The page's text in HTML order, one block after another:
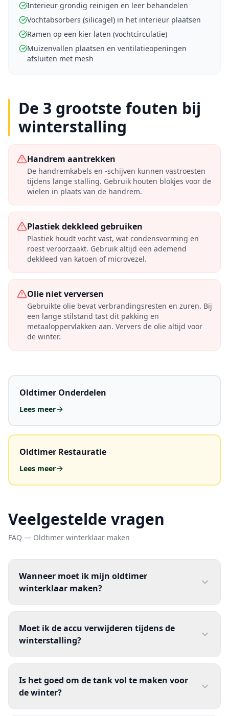
Interieur grondig reinigen en leer behandelen
Vochtabsorbers (silicagel) in het interieur plaatsen
Ramen op een kier laten (vochtcirculatie)
Muizenvallen plaatsen en ventilatieopeningen
afsluiten met mesh
De 3 grootste fouten bij
winterstalling
Handrem aantrekken
De handremkabels en -schijven kunnen vastroesten
tijdens lange stalling. Gebruik houten blokjes voor de
wielen in plaats van de handrem.
Plastiek dekkleed gebruiken
Plastiek houdt vocht vast, wat condensvorming en
roest veroorzaakt. Gebruik altijd een ademend
dekkleed van katoen of microvezel.
Olie niet verversen
Gebruikte olie bevat verbrandingsresten en zuren. Bij
een lange stilstand tast dit pakking en
metaaloppervlakken aan. Ververs de olie altijd voor
de winter.
Oldtimer Onderdelen
Lees meer
Oldtimer Restauratie
Lees meer
Veelgestelde vragen
FAQ — Oldtimer winterklaar maken
Wanneer moet ik mijn oldtimer
winterklaar maken?
Moet ik de accu verwijderen tijdens de
winterstalling?
Is het goed om de tank vol te maken voor
de winter?